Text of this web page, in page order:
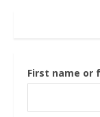
First name or